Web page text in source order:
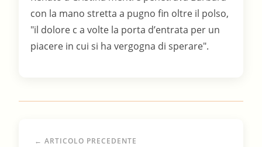
con la mano stretta a pugno fin oltre il polso,
"il dolore c a volte la porta d’entrata per un
piacere in cui si ha vergogna di sperare".
← ARTICOLO PRECEDENTE